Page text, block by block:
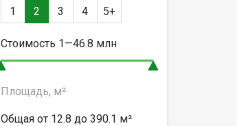
1 2 3 4 5+
Стоимость 1—46.8 млн
Площадь, м²
Общая от 12.8 до 390.1 м²